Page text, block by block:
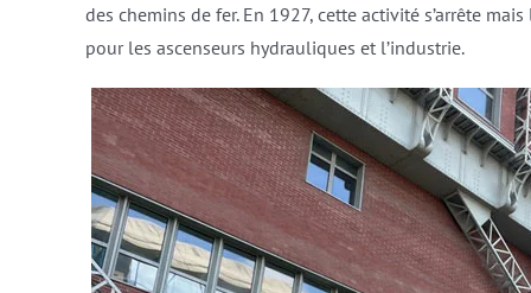
des chemins de fer. En 1927, cette activité s’arrête
pour les ascenseurs hydrauliques et l’industrie.